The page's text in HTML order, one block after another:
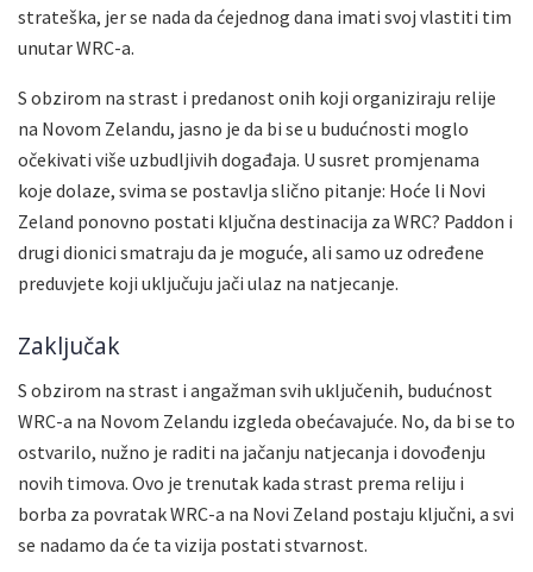
strateška, jer se nada da ćejednog dana imati svoj vlastiti tim
unutar WRC-a.
S obzirom na strast i predanost onih koji organiziraju relije
na Novom Zelandu, jasno je da bi se u budućnosti moglo
očekivati više uzbudljivih događaja. U susret promjenama
koje dolaze, svima se postavlja slično pitanje: Hoće li Novi
Zeland ponovno postati ključna destinacija za WRC? Paddon i
drugi dionici smatraju da je moguće, ali samo uz određene
preduvjete koji uključuju jači ulaz na natjecanje.
Zaključak
S obzirom na strast i angažman svih uključenih, budućnost
WRC-a na Novom Zelandu izgleda obećavajuće. No, da bi se to
ostvarilo, nužno je raditi na jačanju natjecanja i dovođenju
novih timova. Ovo je trenutak kada strast prema reliju i
borba za povratak WRC-a na Novi Zeland postaju ključni, a svi
se nadamo da će ta vizija postati stvarnost.